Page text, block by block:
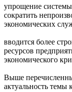
упрощение
сократить
экономических
вводится более
ресурсов
экономического
Выше
актуальность темы